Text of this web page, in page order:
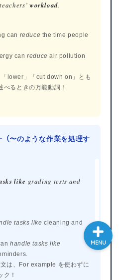
teachers’ workload.
can reduce the time people
canreduce air pollution
lower」「cut down on」とも
るときの万能動詞！
のような作業を処理す
like grading tests and
tasks like cleaning and
handle tasks like
は、For example を使わずに
ク！
MENU
学入試英語コラム
英会話スピード表
入試英語対策講座